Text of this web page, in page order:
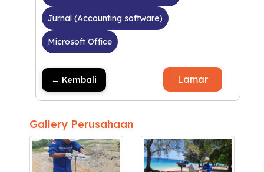
Jurnal (Accounting software)
Microsoft Office
← Kembali Lamar
Gallery Perusahaan